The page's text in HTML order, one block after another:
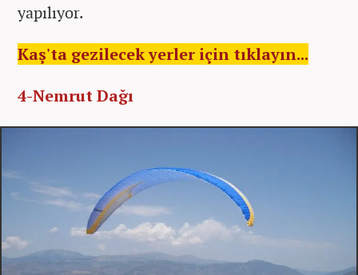
yapılıyor.
Kaş'ta gezilecek yerler için tıklayın...
4-Nemrut Dağı